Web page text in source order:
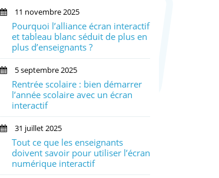
11 novembre 2025
Pourquoi l’alliance écran interactif
et tableau blanc séduit de plus en
plus d’enseignants ?
5 septembre 2025
Rentrée scolaire : bien démarrer
l’année scolaire avec un écran
interactif
31 juillet 2025
Tout ce que les enseignants
doivent savoir pour utiliser l’écran
numérique interactif